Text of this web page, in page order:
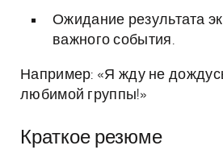
Ожидание результата
важного события.
Например: «Я жду не
любимой группы!»
Краткое резюме